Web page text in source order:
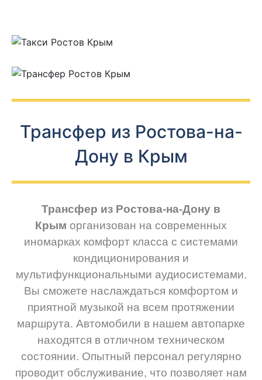
Трансфер из Ростова-на-
Дону в Крым
Трансфер из Ростова-на-Дону в
Крым организован на современных
иномарках комфорт класса с системами
кондиционирования и
мультифункциональными аудиосистемами.
Вы сможете наслаждаться комфортом и
приятной музыкой на всем протяжении
маршрута. Автомобили в нашем автопарке
находятся в отличном техническом
состоянии. Опытный персонал регулярно
проводит обслуживание, что позволяет нам